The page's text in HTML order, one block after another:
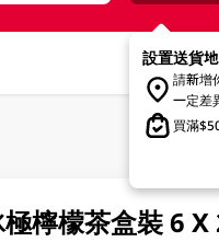
設置送貨
請新增
一定差
買滿
檸檬茶盒裝 6